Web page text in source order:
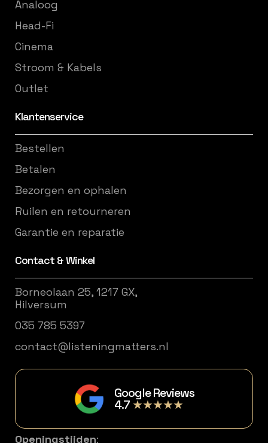
Analoog
Head-Fi
Cinema
Stroom & Kabels
Outlet
Klantenservice
Bestellen
Betalen
Bezorgen en ophalen
Ruilen en retourneren
Garantie en reparatie
Contact & Winkel
Borneolaan 25, 1217 GX,
Hilversum
035 785 5397
contact@listeningmatters.nl
Google Reviews
4.7★★★★★
Openingstijden: